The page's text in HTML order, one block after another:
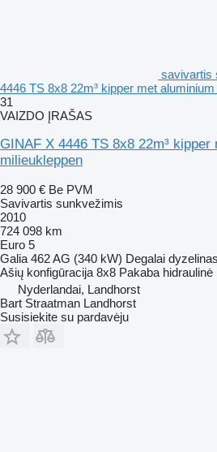
savivartis
4446 TS 8x8 22m³ kipper met
31
VAIZDO ĮRAŠAS
GINAF X 4446 TS 8x8 22m³ kipper
milieukleppen
28 900 € Be PVM
Savivartis sunkvežimis
2010
724 098 km
Euro 5
Galia 462 AG (340 kW) Degalai dyzelinas
Ašių konfigūracija 8x8 Pakaba hidraulinė
Nyderlandai, Landhorst
Bart Straatman Landhorst
Susisiekite su pardavėju